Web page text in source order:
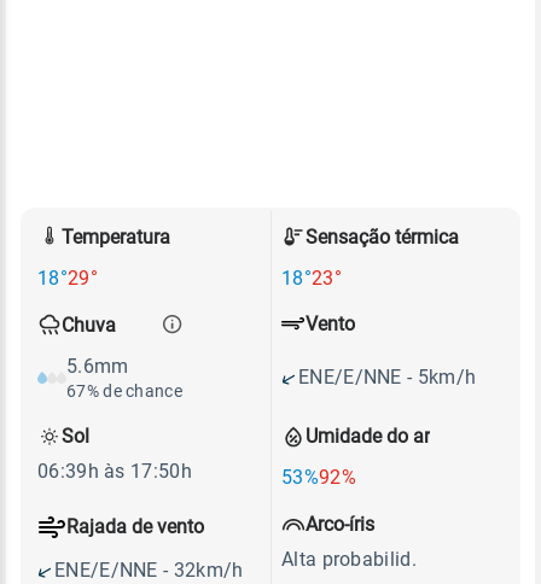
Temperatura
18°29°
Sensação térmica
18°23°
Chuva
5.6mm
67% de chance
Umidade do ar
53%92%
Vento
ENE/E/NNE - 5km/h
Rajada de vento
ENE/E/NNE - 32km/h
Sol
06:39h às 17:50h
Arco-íris
Alta probabilid.